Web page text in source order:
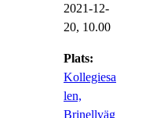
2021-12-
20, 10.00
Plats:
Kollegiesa
len,
Brinellväg